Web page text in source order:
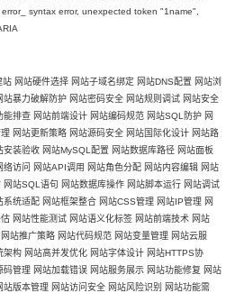
syntax error, unexpected token "1name",
站 网站硬件选择 网站子域名绑定 网站DNS配置 网站浏
站暴力破解防护 网站密码安全 网站规则调试 网站安全
能排查 网站前端设计 网站编码规范 网站SQL防护 网
网站更新策略 网站源码安全 网站国际化设计 网站路
安装验收 网站MySQL配置 网站数据库路径 网站面板
络访问 网站API调用 网站角色分配 网站内容编辑 网站
网站SQL语句 网站数据库操作 网站脚本运行 网站调试
系统适配 网站框架整合 网站CSS管理 网站IP管理 网
网站性能测试 网站语义化标签 网站前端技术 网站
网站推广策略 网站代码规范 网站变量管理 网站云服
架构 网站高并发优化 网站字体设计 网站HTTPS协
码管理 网站加载错误 网站服务展示 网站功能修复 网站
站版本管理 网站访问安全 网站风险识别
网站功能需